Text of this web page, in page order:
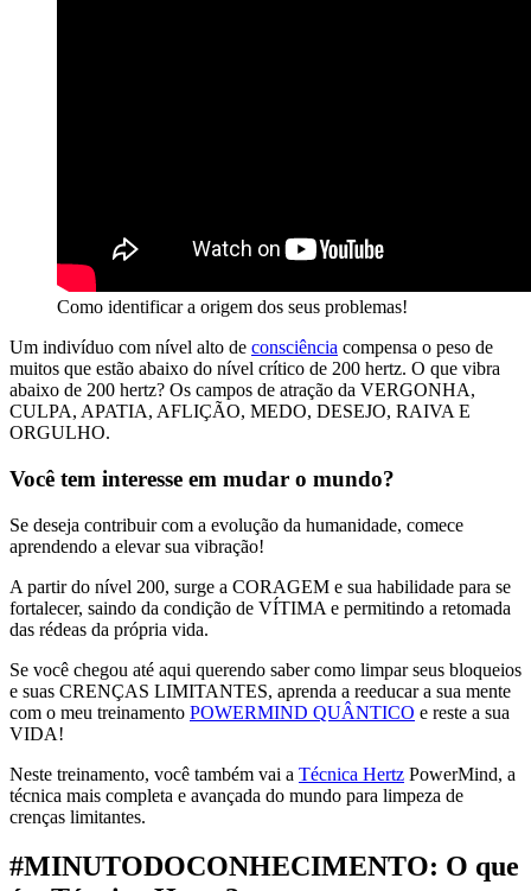
Como identificar a origem dos seus problemas!
Um indivíduo com nível alto de consciência compensa o peso de
muitos que estão abaixo do nível crítico de 200 hertz. O que vibra
abaixo de 200 hertz? Os campos de atração da VERGONHA,
CULPA, APATIA, AFLIÇÃO, MEDO, DESEJO, RAIVA E
ORGULHO.
Você tem interesse em mudar o mundo?
Se deseja contribuir com a evolução da humanidade, comece
aprendendo a elevar sua vibração!
A partir do nível 200, surge a CORAGEM e sua habilidade para se
fortalecer, saindo da condição de VÍTIMA e permitindo a retomada
das rédeas da própria vida.
Se você chegou até aqui querendo saber como limpar seus bloqueios
e suas CRENÇAS LIMITANTES, aprenda a reeducar a sua mente
com o meu treinamento POWERMIND QUÂNTICO e reste a sua
VIDA!
Neste treinamento, você também vai a Técnica Hertz PowerMind, a
técnica mais completa e avançada do mundo para limpeza de
crenças limitantes.
#MINUTODOCONHECIMENTO: O que